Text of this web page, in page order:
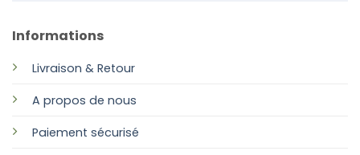
Informations
Livraison & Retour
A propos de nous
Paiement sécurisé